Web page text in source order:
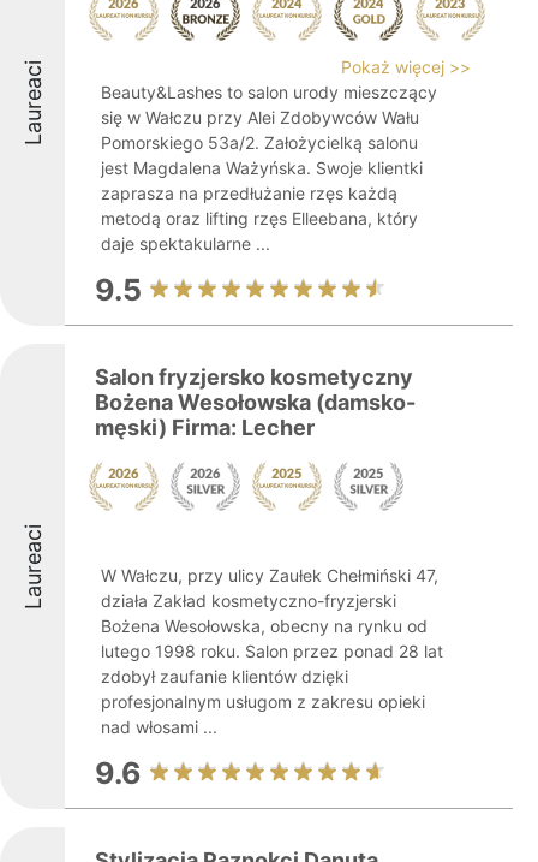
Laureaci
Pokaż więcej >>
Beauty&Lashes to salon urody mieszczący
się w Wałczu przy Alei Zdobywców Wału
Pomorskiego 53a/2. Założycielką salonu
jest Magdalena Ważyńska. Swoje klientki
zaprasza na przedłużanie rzęs każdą
metodą oraz lifting rzęs Elleebana, który
daje spektakularne ...
9.5
Laureaci
Salon fryzjersko kosmetyczny
Bożena Wesołowska (damsko-
męski) Firma: Lecher
W Wałczu, przy ulicy Zaułek Chełmiński 47,
działa Zakład kosmetyczno-fryzjerski
Bożena Wesołowska, obecny na rynku od
lutego 1998 roku. Salon przez ponad 28 lat
zdobył zaufanie klientów dzięki
profesjonalnym usługom z zakresu opieki
nad włosami ...
9.6